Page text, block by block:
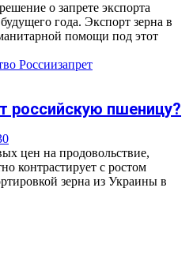
о запрете экспорта
года. Экспорт зерна в
помощи под этот
Россиизапрет
российскую пшеницу?
0
цен на продовольствие,
контрастирует с ростом
зерна из Украины в